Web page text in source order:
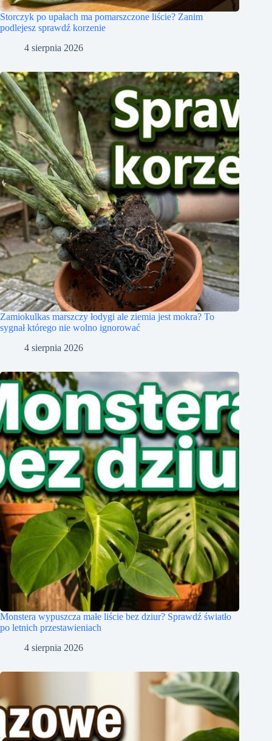
Storczyk po upałach ma pomarszczone liście? Zanim
podlejesz sprawdź korzenie
4 sierpnia 2026
Zamiokulkas marszczy łodygi ale ziemia jest mokra? To
sygnał którego nie wolno ignorować
4 sierpnia 2026
Monstera wypuszcza małe liście bez dziur? Sprawdź światło
po letnich przestawieniach
4 sierpnia 2026